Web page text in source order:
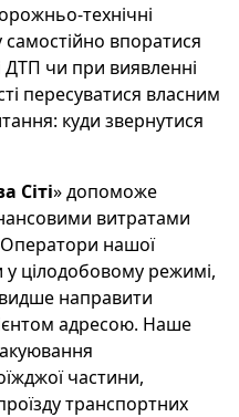
технічні
самостійно впоратися
ДТП чи при виявленні
пересуватися власним
куди звернутися
Сіті» допоможе
витратами
нашої
цілодобовому режимі,
направити
адресою. Наше
частини,
транспортних